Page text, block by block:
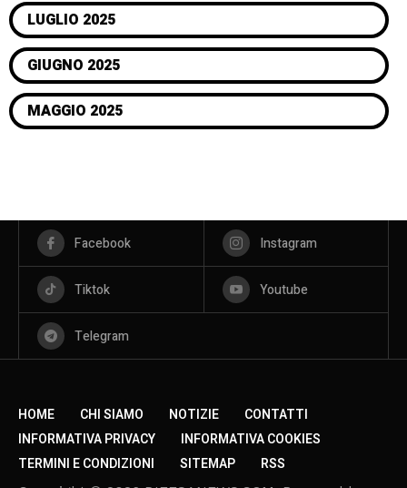
LUGLIO 2025
GIUGNO 2025
MAGGIO 2025
Facebook Instagram
Tiktok Youtube
Telegram
HOME CHI SIAMO NOTIZIE
CONTATTI
INFORMATIVA PRIVACY
INFORMATIVA COOKIES
TERMINI E CONDIZIONI
SITEMAP RSS